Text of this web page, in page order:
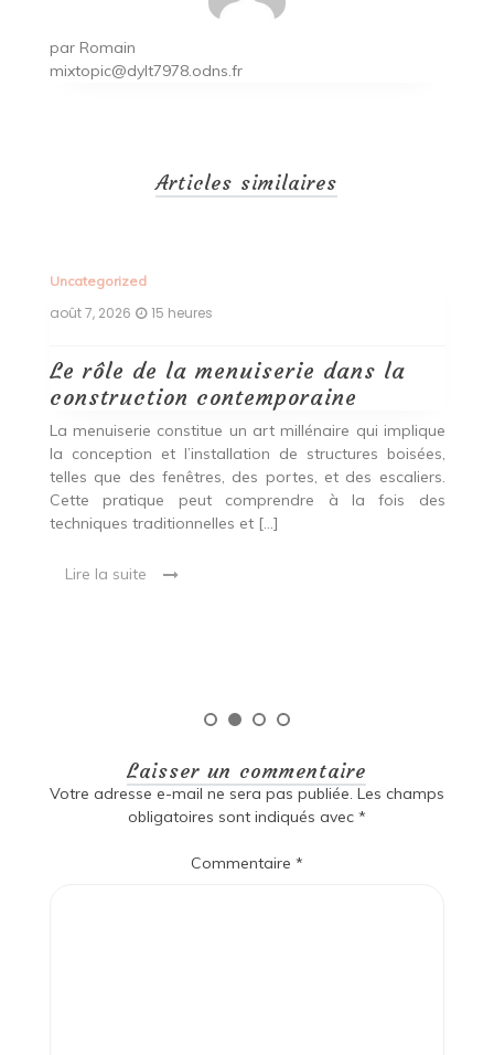
par Romain
mixtopic@dylt7978.odns.fr
Articles similaires
Uncategorized
août 7, 2026 15 heures
Le rôle de la menuiserie dans la
construction contemporaine
La menuiserie constitue un art millénaire qui implique
la conception et l’installation de structures boisées,
telles que des fenêtres, des portes, et des escaliers.
Cette pratique peut comprendre à la fois des
techniques traditionnelles et […]
Lire la suite
Laisser un commentaire
Votre adresse e-mail ne sera pas publiée. Les champs
obligatoires sont indiqués avec *
Commentaire *